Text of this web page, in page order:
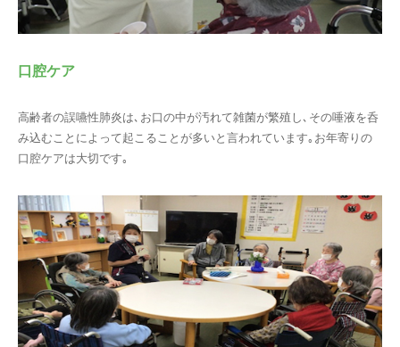
口腔ケア
高齢者の誤嚥性肺炎は､お口の中が汚れて雑菌が繁殖し､その唾液を呑
み込むことによって起こることが多いと言われています｡お年寄りの
口腔ケアは大切です｡